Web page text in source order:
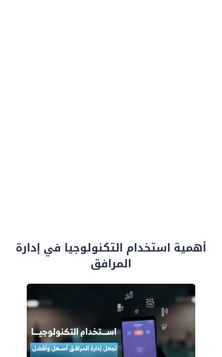
أهمية استخدام التكنولوجيا في إدارة
المرافق